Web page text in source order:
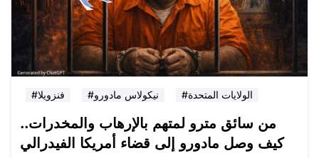
#فنزويلا #نيكولاس مادورو #الولايات المتحدة
من سائق مترو لمتهم بالإرهاب والمخدرات..
كيف وصل مادورو إلى قضاء أمريكا الفيدرالي